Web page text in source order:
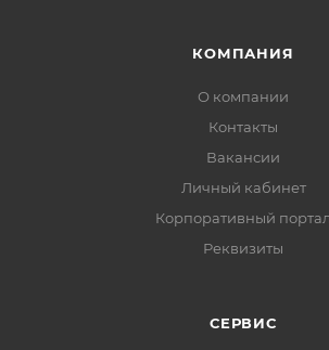
КОМПАНИЯ
О компании
Контакты
Вакансии
Личный кабинет
Корпоративный портал
Реквизиты
СЕРВИС